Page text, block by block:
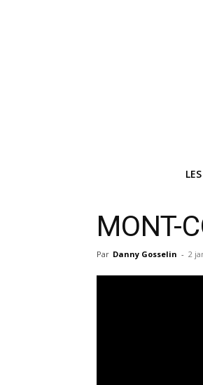
MONT-
Par Danny Gosselin - 2